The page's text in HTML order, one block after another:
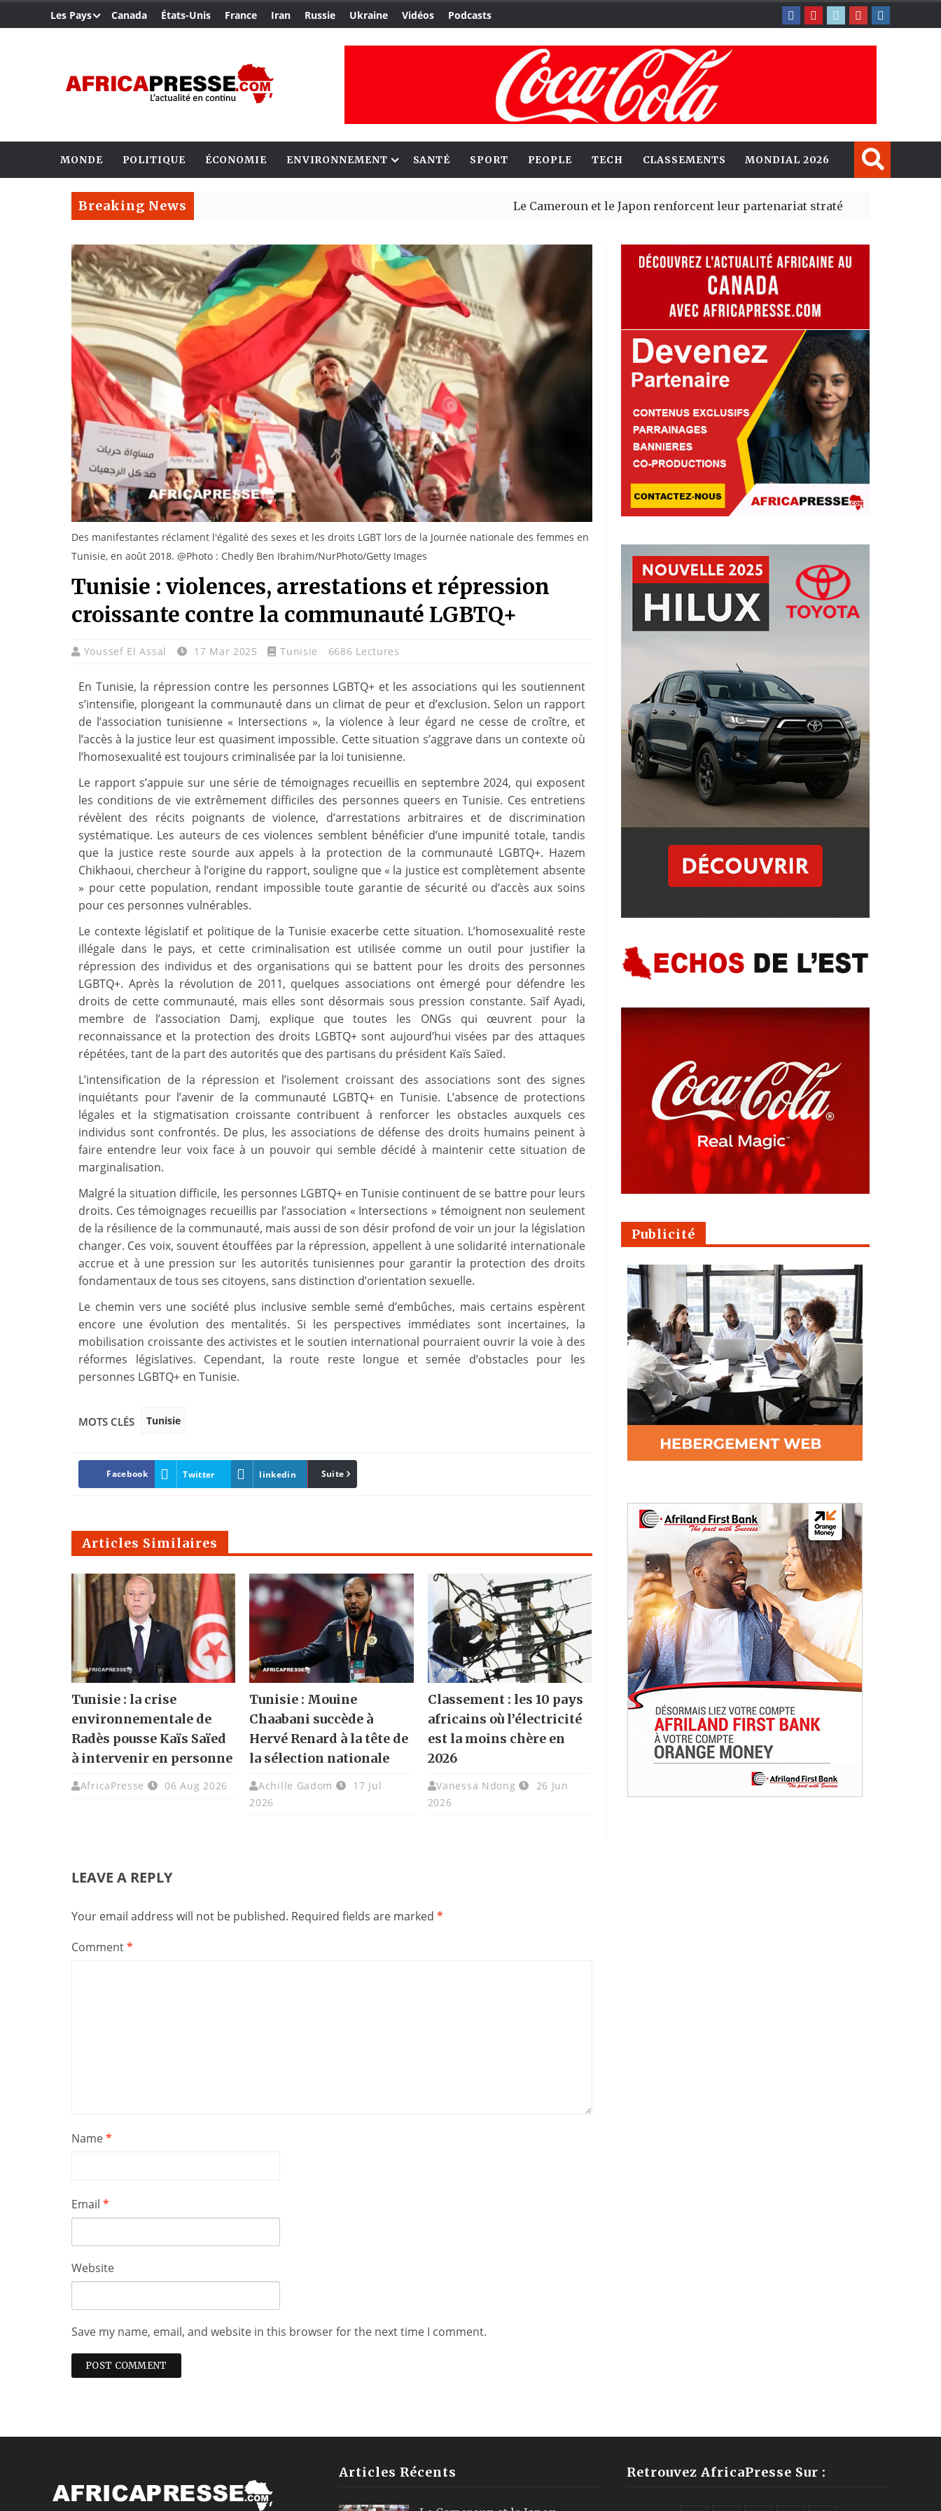
Les Pays Canada États-Unis France Iran Russie Ukraine Vidéos Podcasts
MONDE POLITIQUE ÉCONOMIE ENVIRONNEMENT SANTÉ SPORT PEOPLE TECH CLASSEMENTS MONDIAL 2026
Breaking News Le Cameroun et le Japon renforcent leur partenariat stratégique avec un cap sur
Des manifestantes réclament l'égalité des sexes et les droits LGBT lors de la Journée nationale des femmes en
Tunisie, en août 2018. @Photo : Chedly Ben Ibrahim/NurPhoto/Getty Images
Tunisie : violences, arrestations et répression
croissante contre la communauté LGBTQ+
Youssef El Assal 17 Mar 2025 Tunisie 6686 Lectures
En Tunisie, la répression contre les personnes LGBTQ+ et les associations qui les soutiennent
s’intensifie, plongeant la communauté dans un climat de peur et d’exclusion. Selon un rapport
de l’association tunisienne « Intersections », la violence à leur égard ne cesse de croître, et
l’accès à la justice leur est quasiment impossible. Cette situation s’aggrave dans un contexte où
l’homosexualité est toujours criminalisée par la loi tunisienne.
Le rapport s’appuie sur une série de témoignages recueillis en septembre 2024, qui exposent
les conditions de vie extrêmement difficiles des personnes queers en Tunisie. Ces entretiens
révèlent des récits poignants de violence, d’arrestations arbitraires et de discrimination
systématique. Les auteurs de ces violences semblent bénéficier d’une impunité totale, tandis
que la justice reste sourde aux appels à la protection de la communauté LGBTQ+. Hazem
Chikhaoui, chercheur à l’origine du rapport, souligne que « la justice est complètement absente
» pour cette population, rendant impossible toute garantie de sécurité ou d’accès aux soins
pour ces personnes vulnérables.
Le contexte législatif et politique de la Tunisie exacerbe cette situation. L’homosexualité reste
illégale dans le pays, et cette criminalisation est utilisée comme un outil pour justifier la
répression des individus et des organisations qui se battent pour les droits des personnes
LGBTQ+. Après la révolution de 2011, quelques associations ont émergé pour défendre les
droits de cette communauté, mais elles sont désormais sous pression constante. Saïf Ayadi,
membre de l’association Damj, explique que toutes les ONGs qui œuvrent pour la
reconnaissance et la protection des droits LGBTQ+ sont aujourd’hui visées par des attaques
répétées, tant de la part des autorités que des partisans du président Kaïs Saïed.
L’intensification de la répression et l’isolement croissant des associations sont des signes
inquiétants pour l’avenir de la communauté LGBTQ+ en Tunisie. L’absence de protections
légales et la stigmatisation croissante contribuent à renforcer les obstacles auxquels ces
individus sont confrontés. De plus, les associations de défense des droits humains peinent à
faire entendre leur voix face à un pouvoir qui semble décidé à maintenir cette situation de
marginalisation.
Malgré la situation difficile, les personnes LGBTQ+ en Tunisie continuent de se battre pour leurs
droits. Ces témoignages recueillis par l’association « Intersections » témoignent non seulement
de la résilience de la communauté, mais aussi de son désir profond de voir un jour la législation
changer. Ces voix, souvent étouffées par la répression, appellent à une solidarité internationale
accrue et à une pression sur les autorités tunisiennes pour garantir la protection des droits
fondamentaux de tous ses citoyens, sans distinction d’orientation sexuelle.
Le chemin vers une société plus inclusive semble semé d’embûches, mais certains espèrent
encore une évolution des mentalités. Si les perspectives immédiates sont incertaines, la
mobilisation croissante des activistes et le soutien international pourraient ouvrir la voie à des
réformes législatives. Cependant, la route reste longue et semée d’obstacles pour les
personnes LGBTQ+ en Tunisie.
MOTS CLÉS Tunisie
Facebook Twitter linkedin Pinterest
Suite
Articles Similaires
Tunisie : la crise
environnementale de
Radès pousse Kaïs Saïed
à intervenir en personne
AfricaPresse 06 Aug 2026
Tunisie : Mouine
Chaabani succède à
Hervé Renard à la tête de
la sélection nationale
Achille Gadom
17 Jul
2026
Classement : les 10 pays
africains où l’électricité
est la moins chère en
2026
Vanessa Ndong
26 Jun
2026
LEAVE A REPLY
Your email address will not be published. Required fields are marked *
Comment*
Name*
Email *
Website
Save my name, email, and website in this browser for the next time I comment.
Publicité
Articles Récents Retrouvez AfricaPresse Sur :